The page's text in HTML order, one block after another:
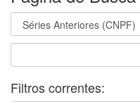
Filtros correntes: